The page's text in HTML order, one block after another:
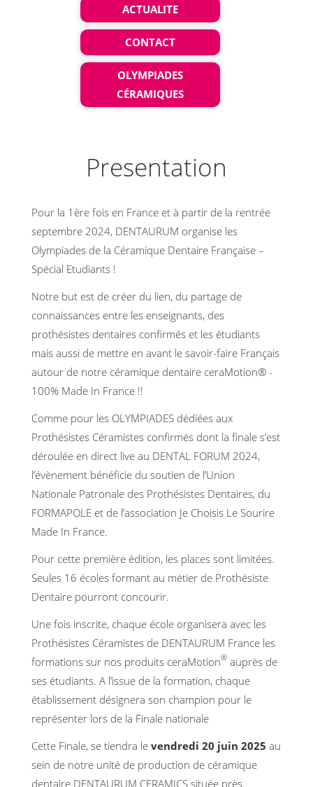
ACTUALITE
CONTACT
OLYMPIADES
CÉRAMIQUES
Presentation
Pour la 1ère fois en France et à partir de la rentrée
septembre 2024, DENTAURUM organise les
Olympiades de la Céramique Dentaire Française –
Spécial Etudiants !
Notre but est de créer du lien, du partage de
connaissances entre les enseignants, des
prothésistes dentaires confirmés et les étudiants
mais aussi de mettre en avant le savoir-faire Français
autour de notre céramique dentaire ceraMotion® -
100% Made In France !!
Comme pour les OLYMPIADES dédiées aux
Prothésistes Céramistes confirmés dont la finale s’est
déroulée en direct live au DENTAL FORUM 2024,
l’évènement bénéficie du soutien de l’Union
Nationale Patronale des Prothésistes Dentaires, du
FORMAPOLE et de l’association Je Choisis Le Sourire
Made In France.
Pour cette première édition, les places sont limitées.
Seules 16 écoles formant au métier de Prothésiste
Dentaire pourront concourir.
Une fois inscrite, chaque école organisera avec les
Prothésistes Céramistes de DENTAURUM France les
formations sur nos produits ceraMotion® auprès de
ses étudiants. A l’issue de la formation, chaque
établissement désignera son champion pour le
représenter lors de la Finale nationale
Cette Finale, se tiendra le vendredi 20 juin 2025 au
sein de notre unité de production de céramique
dentaire DENTAURUM CERAMICS située près